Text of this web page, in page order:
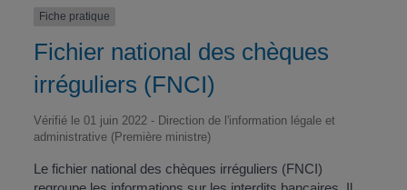
Fiche pratique
Fichier national des chèques
irréguliers (FNCI)
Vérifié le 01 juin 2022 - Direction de l'information légale et
administrative (Première ministre)
Le fichier national des chèques irréguliers (FNCI)